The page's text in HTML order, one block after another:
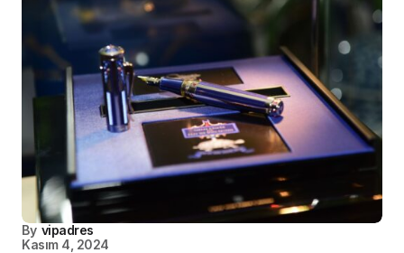
By vipadres
Kasım 4, 2024